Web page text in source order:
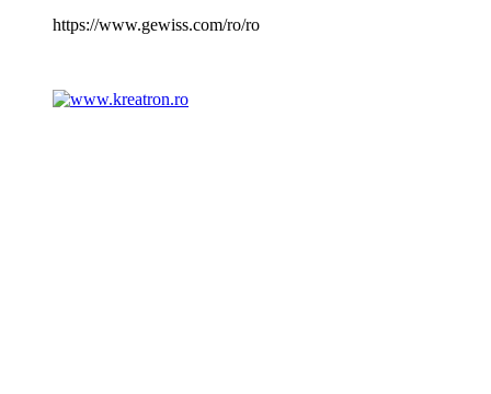
https://www.gewiss.com/ro/ro